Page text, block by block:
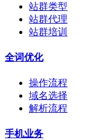
站群类型
站群代理
站群培训
全词优化
操作流程
域名选择
解析流程
手机业务